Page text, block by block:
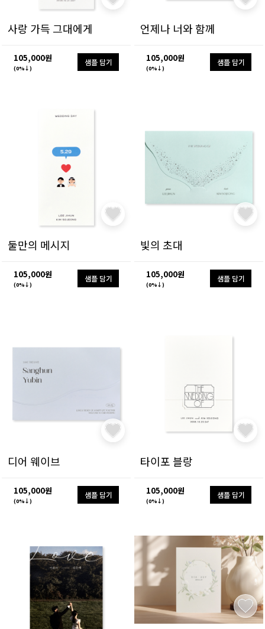
사랑 가득 그대에게
105,000원
(0%↓)
샘플 담기
언제나 너와 함께
105,000원
(0%↓)
샘플 담기
둘만의 메시지
105,000원
(0%↓)
샘플 담기
빛의 초대
105,000원
(0%↓)
샘플 담기
디어 웨이브
105,000원
(0%↓)
샘플 담기
타이포 블랑
105,000원
(0%↓)
샘플 담기